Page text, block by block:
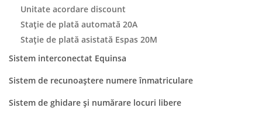
Unitate acordare discount
Stație de plată automată 20A
Stație de plată asistată Espas 20M
Sistem interconectat Equinsa
Sistem de recunoaștere numere înmatriculare
Sistem de ghidare și numărare locuri libere